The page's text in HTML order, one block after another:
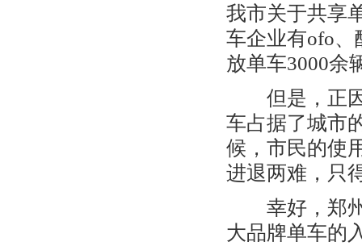
我市关于共享
车企业有ofo、
放单车3000余
但是，正因
车占据了城市
候，市民的使
进退两难，只
幸好，郑州
大品牌单车的